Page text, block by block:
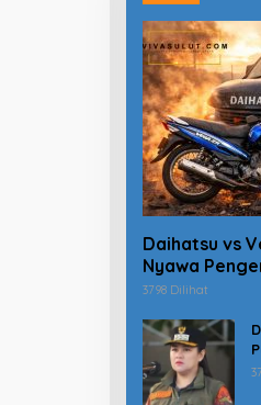
Daihatsu vs
Nyawa
3798 Dilihat